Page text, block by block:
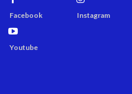
Facebook Instagram
Youtube